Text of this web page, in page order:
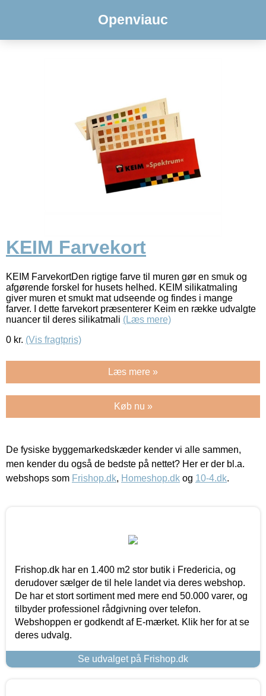
Openviauc
KEIM Farvekort
KEIM FarvekortDen rigtige farve til muren gør en smuk og
afgørende forskel for husets helhed. KEIM silikatmaling
giver muren et smukt mat udseende og findes i mange
farver. I dette farvekort præsenterer Keim en række udvalgte
nuancer til deres silikatmali (Læs mere)
0 kr. (Vis fragtpris)
Læs mere »
Køb nu »
De fysiske byggemarkedskæder kender vi alle sammen,
men kender du også de bedste på nettet? Her er der bl.a.
webshops som Frishop.dk, Homeshop.dk og 10-4.dk.
Frishop.dk har en 1.400 m2 stor butik i Fredericia, og
derudover sælger de til hele landet via deres webshop.
De har et stort sortiment med mere end 50.000 varer, og
tilbyder professionel rådgivning over telefon.
Webshoppen er godkendt af E-mærket. Klik her for at se
deres udvalg.
Se udvalget på Frishop.dk